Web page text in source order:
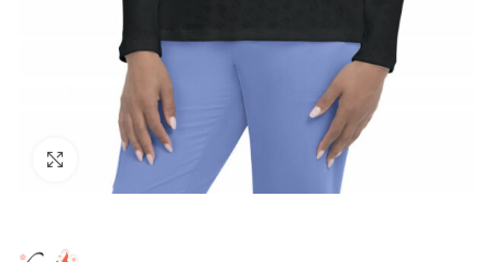
Click to enlarge